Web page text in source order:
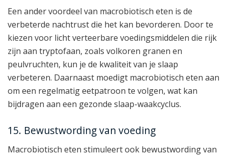
Een ander voordeel van macrobiotisch eten is de
verbeterde nachtrust die het kan bevorderen. Door te
kiezen voor licht verteerbare voedingsmiddelen die rijk
zijn aan tryptofaan, zoals volkoren granen en
peulvruchten, kun je de kwaliteit van je slaap
verbeteren. Daarnaast moedigt macrobiotisch eten aan
om een regelmatig eetpatroon te volgen, wat kan
bijdragen aan een gezonde slaap-waakcyclus.
15. Bewustwording van voeding
Macrobiotisch eten stimuleert ook bewustwording van